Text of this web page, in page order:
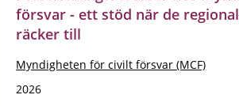
försvar - ett stöd när de
räcker till
Myndigheten för civilt försvar (MCF)
2026